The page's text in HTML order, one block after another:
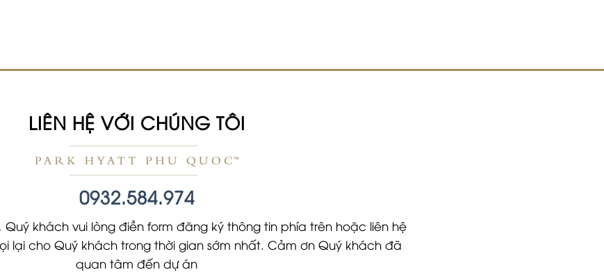
LIÊN HỆ VỚI CHÚNG TÔI
0932.584.974
khách vui lòng điền form đăng ký thông tin phía trên hoặc liên hệ
lại cho Quý khách trong thời gian sớm nhất. Cảm ơn Quý khách đã
quan tâm đến dự án